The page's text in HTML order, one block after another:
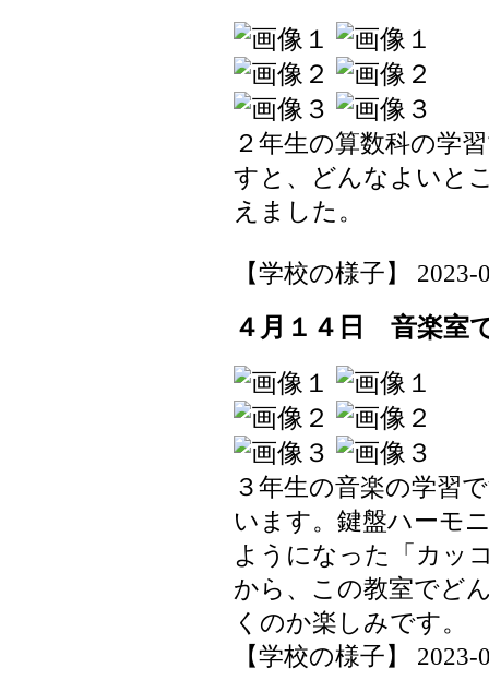
２年生の算数科の学
すと、どんなよいと
えました。
【学校の様子】 2023-
４月１４日 音楽室
３年生の音楽の学習
います。鍵盤ハーモ
ようになった「カッ
から、この教室でど
くのか楽しみです。
【学校の様子】 2023-